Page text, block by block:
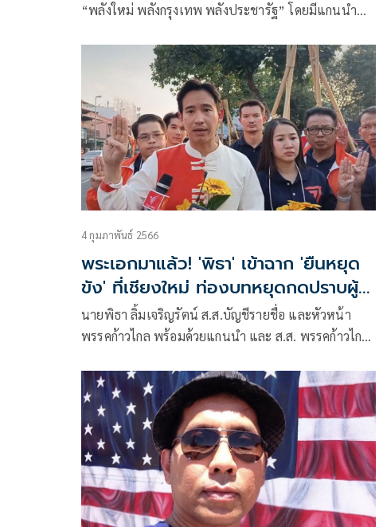
“พลังใหม่ พลังกรุงเทพ พลังประชารัฐ” โดยมีแกนนำ
ชัยวุฒิ ธนาคมานุสรณ์ นายสกลธี ภัททิยกุล
4 กุมภาพันธ์ 2566
พระเอกมาแล้ว! 'พิธา' เข้าฉาก 'ยืนหยุด
ขัง' ที่เชียงใหม่ ท่องบทหยุดกดปราบผู้
เห็นต่าง
นายพิธา ลิ้มเจริญรัตน์ ส.ส.บัญชีรายชื่อ และหัวหน้า
พรรคก้าวไกล พร้อมด้วยแกนนำ และ ส.ส. พรรคก้าวไกล
จ.เชียงใหม่จัดขึ้นที่ประตูท่าแพ เพื่อร่วมแสดงออกต่อ
กรณี น.ส.ทานตะวัน ตัวตุลานนท์ หรือ ตะวัน และ
น.ส.อรวรรณ ภู่พงษ์ หรือแบม